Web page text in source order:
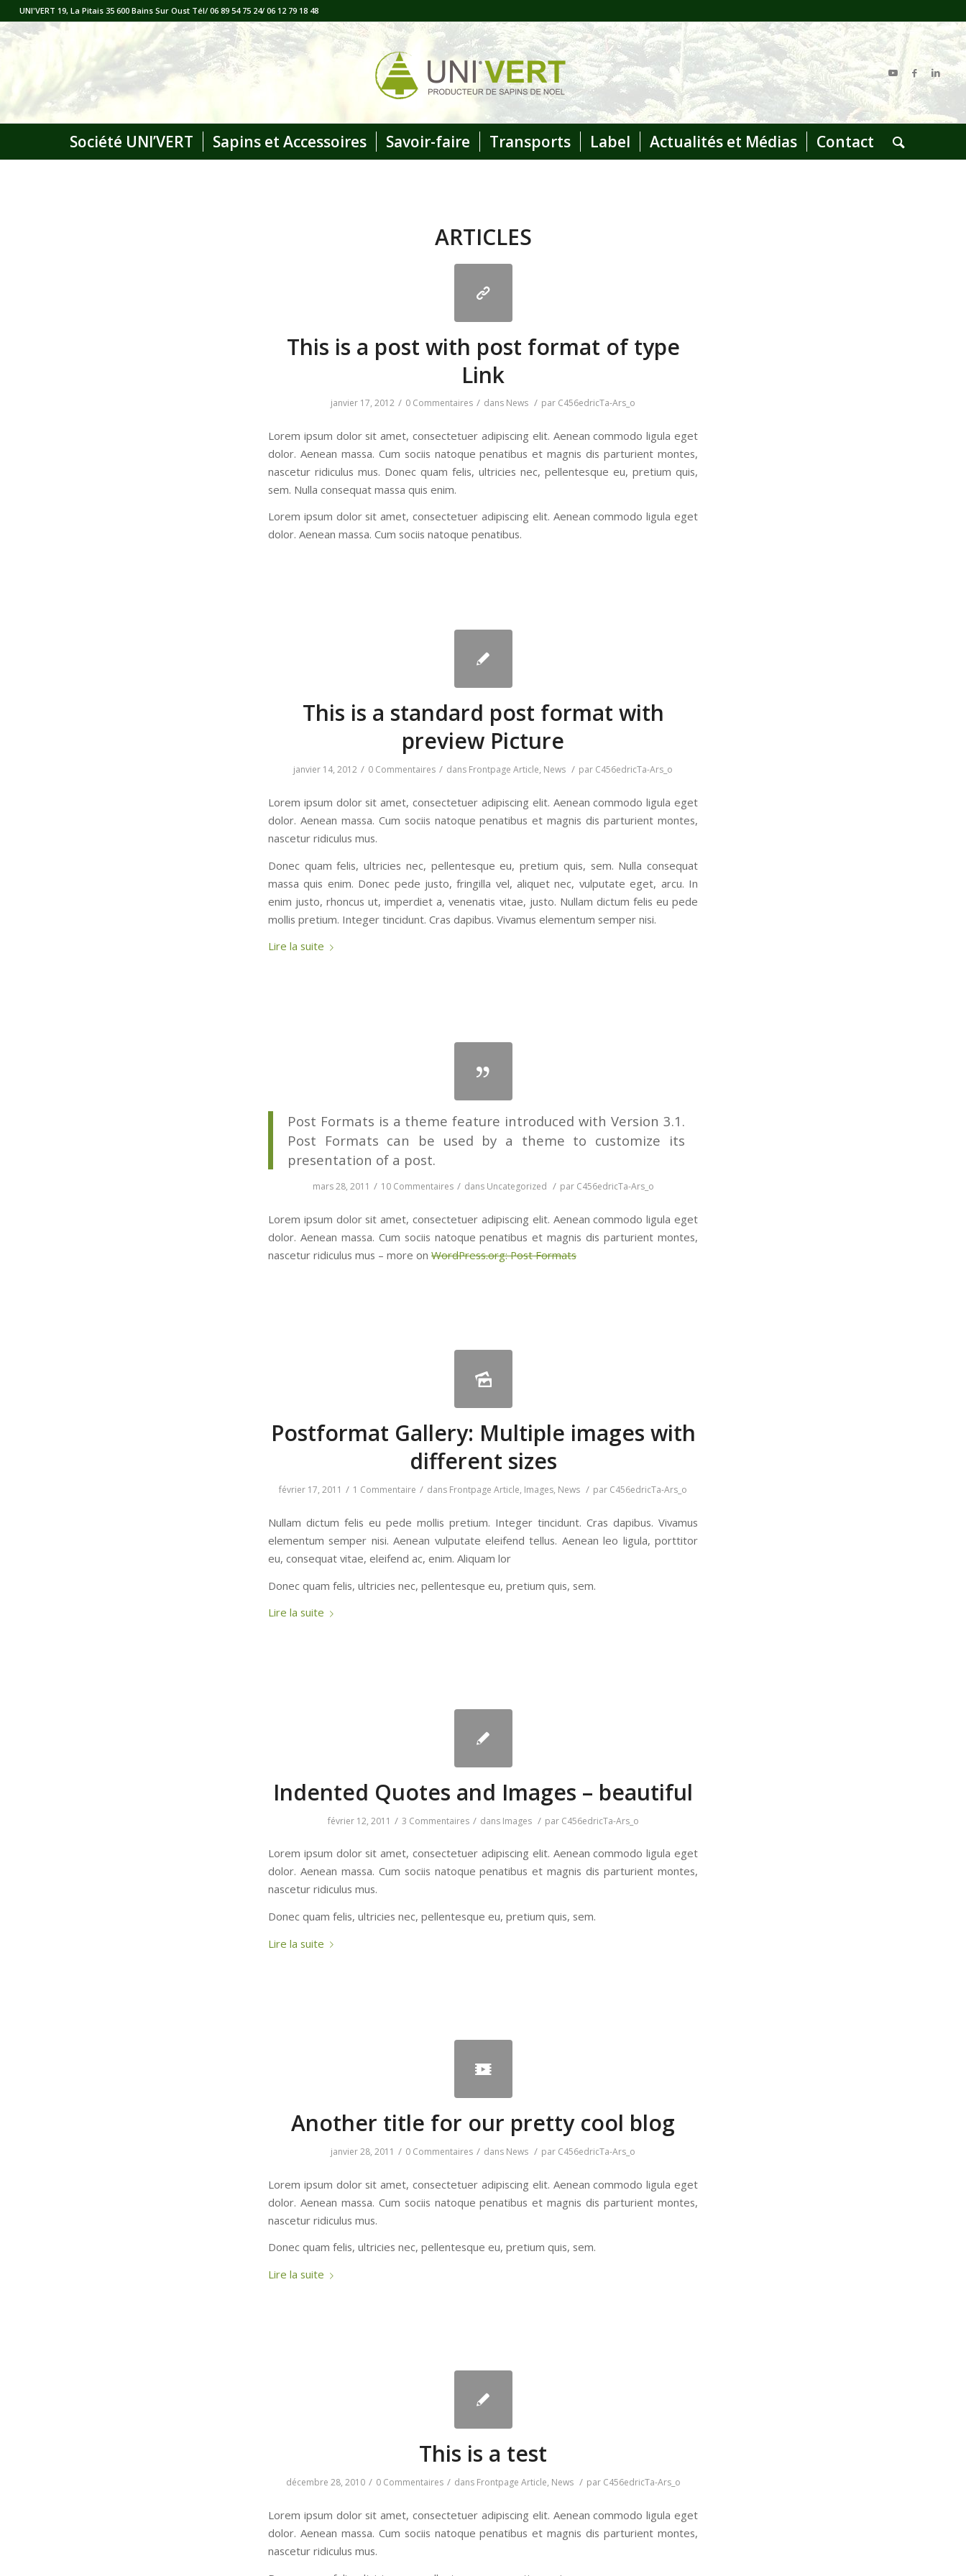
UNI'VERT 19, La Pitais 35 600 Bains Sur Oust Tél/ 06 89 54 75 24/ 06 12 79 18 48
Société UNI’VERT Sapins et Accessoires Savoir-faire Transports Label Actualités et Médias Contact
ARTICLES
This is a post with post format of type
Link
janvier 17, 2012 / 0 Commentaires / dans News / par C456edricTa-Ars_o
Lorem ipsum dolor sit amet, consectetuer adipiscing elit. Aenean commodo ligula eget
dolor. Aenean massa. Cum sociis natoque penatibus et magnis dis parturient montes,
nascetur ridiculus mus. Donec quam felis, ultricies nec, pellentesque eu, pretium quis,
sem. Nulla consequat massa quis enim.
Lorem ipsum dolor sit amet, consectetuer adipiscing elit. Aenean commodo ligula eget
dolor. Aenean massa. Cum sociis natoque penatibus.
This is a standard post format with
preview Picture
janvier 14, 2012 / 0 Commentaires / dans Frontpage Article, News / par C456edricTa-Ars_o
Lorem ipsum dolor sit amet, consectetuer adipiscing elit. Aenean commodo ligula eget
dolor. Aenean massa. Cum sociis natoque penatibus et magnis dis parturient montes,
nascetur ridiculus mus.
Donec quam felis, ultricies nec, pellentesque eu, pretium quis, sem. Nulla consequat
massa quis enim. Donec pede justo, fringilla vel, aliquet nec, vulputate eget, arcu. In
enim justo, rhoncus ut, imperdiet a, venenatis vitae, justo. Nullam dictum felis eu pede
mollis pretium. Integer tincidunt. Cras dapibus. Vivamus elementum semper nisi.
Lire la suite
Post Formats is a theme feature introduced with Version 3.1.
Post Formats can be used by a theme to customize its
presentation of a post.
mars 28, 2011 / 10 Commentaires / dans Uncategorized / par C456edricTa-Ars_o
Lorem ipsum dolor sit amet, consectetuer adipiscing elit. Aenean commodo ligula eget
dolor. Aenean massa. Cum sociis natoque penatibus et magnis dis parturient montes,
nascetur ridiculus mus – more on WordPress.org: Post Formats
Postformat Gallery: Multiple images with
different sizes
février 17, 2011 / 1 Commentaire / dans Frontpage Article, Images, News / par C456edricTa-Ars_o
Nullam dictum felis eu pede mollis pretium. Integer tincidunt. Cras dapibus. Vivamus
elementum semper nisi. Aenean vulputate eleifend tellus. Aenean leo ligula, porttitor
eu, consequat vitae, eleifend ac, enim. Aliquam lor
Donec quam felis, ultricies nec, pellentesque eu, pretium quis, sem.
Lire la suite
Indented Quotes and Images – beautiful
février 12, 2011 / 3 Commentaires / dans Images / par C456edricTa-Ars_o
Lorem ipsum dolor sit amet, consectetuer adipiscing elit. Aenean commodo ligula eget
dolor. Aenean massa. Cum sociis natoque penatibus et magnis dis parturient montes,
nascetur ridiculus mus.
Donec quam felis, ultricies nec, pellentesque eu, pretium quis, sem.
Lire la suite
Another title for our pretty cool blog
janvier 28, 2011 / 0 Commentaires / dans News / par C456edricTa-Ars_o
Lorem ipsum dolor sit amet, consectetuer adipiscing elit. Aenean commodo ligula eget
dolor. Aenean massa. Cum sociis natoque penatibus et magnis dis parturient montes,
nascetur ridiculus mus.
Donec quam felis, ultricies nec, pellentesque eu, pretium quis, sem.
Lire la suite
This is a test
décembre 28, 2010 / 0 Commentaires / dans Frontpage Article, News / par C456edricTa-Ars_o
Lorem ipsum dolor sit amet, consectetuer adipiscing elit. Aenean commodo ligula eget
dolor. Aenean massa. Cum sociis natoque penatibus et magnis dis parturient montes,
nascetur ridiculus mus.